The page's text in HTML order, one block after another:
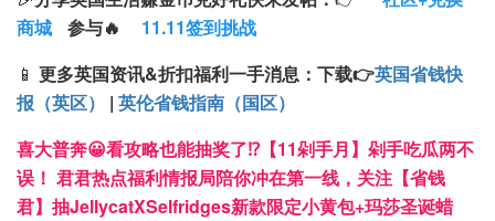
商城 参与🔥
11.11签到挑战
📱 更多英国资讯&折扣福利一手消息： 下载👉英国省钱快
报（英区）
| 英伦省钱指南（国区）
喜大普奔😀看攻略也能抽奖了⁉️【11剁手月】剁手吃瓜两不
误！ 君君热点福利情报局陪你冲在第一线，关注【省钱
君】抽JellycatXSelfridges新款限定小黄包+玛莎圣诞蜡